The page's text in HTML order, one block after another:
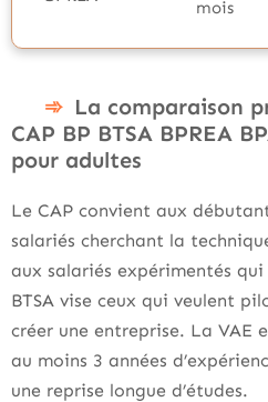
mois
La comparaison
CAP BP BTSA BPREA
pour adultes
Le CAP convient aux
salariés cherchant la
aux salariés expérimentés
BTSA vise ceux qui veulent
créer une entreprise. La VAE
au moins 3 années
une reprise longue d’études.